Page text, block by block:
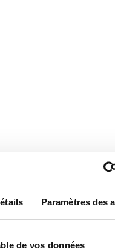
Paramètres des
de vos données